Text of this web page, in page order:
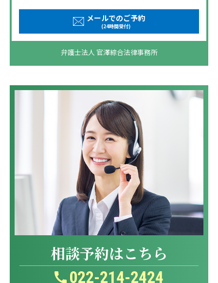
相談予約はこちら
022-214-2424
メールでのご予約
(24時間受付)
弁護士法人 官澤綜合法律事務所